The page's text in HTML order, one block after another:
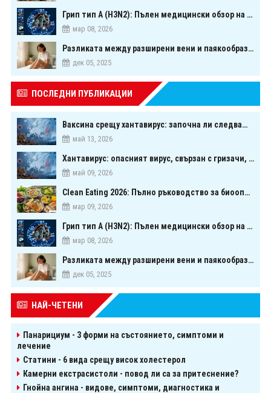
Грип тип A (H3N2): Пълен медицински обзор на сезонния щам през 2026 г.
мар 08, 2026
Разликата между разширени вени и паякообразни вени - и как наистина можете да ги предотвратите
дек 05, 2025
ПОСЛЕДНИ ПУБЛИКАЦИИ
Ваксина срещу хантавирус: започна ли следващата голяма надпревара в медицината?
май 13, 2026
Хантавирус: опасният вирус, свързан с гризачи, който предизвика тревога в Европа
май 09, 2026
Clean Eating 2026: Пълно ръководство за биооптимизация чрез хранене
мар 09, 2026
Грип тип A (H3N2): Пълен медицински обзор на сезонния щам през 2026 г.
мар 08, 2026
Разликата между разширени вени и паякообразни вени - и как наистина можете да ги предотвратите
дек 05, 2025
НАЙ-ЧЕТЕНИ
Панарициум - 3 форми на състоянието, симптоми и
лечение
Статини - 6 вида срещу висок холестерол
Камерни екстрасистоли - повод ли са за притеснение?
Гнойна ангина - видове, симптоми, диагностика и